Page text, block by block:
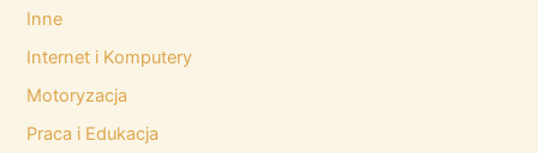
Inne
Internet i Komputery
Motoryzacja
Praca i Edukacja